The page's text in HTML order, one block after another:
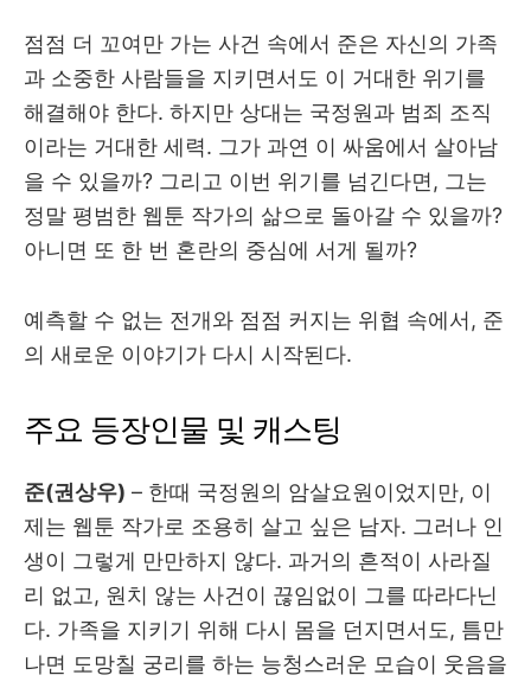
점점 더 꼬여만 가는 사건 속에서 준은 자신의 가족
과 소중한 사람들을 지키면서도 이 거대한 위기를
해결해야 한다. 하지만 상대는 국정원과 범죄 조직
이라는 거대한 세력. 그가 과연 이 싸움에서 살아남
을 수 있을까? 그리고 이번 위기를 넘긴다면, 그는
정말 평범한 웹툰 작가의 삶으로 돌아갈 수 있을까?
아니면 또 한 번 혼란의 중심에 서게 될까?
예측할 수 없는 전개와 점점 커지는 위협 속에서, 준
의 새로운 이야기가 다시 시작된다.
주요 등장인물 및 캐스팅
준(권상우) – 한때 국정원의 암살요원이었지만, 이
제는 웹툰 작가로 조용히 살고 싶은 남자. 그러나 인
생이 그렇게 만만하지 않다. 과거의 흔적이 사라질
리 없고, 원치 않는 사건이 끊임없이 그를 따라다닌
다. 가족을 지키기 위해 다시 몸을 던지면서도, 틈만
나면 도망칠 궁리를 하는 능청스러운 모습이 웃음을